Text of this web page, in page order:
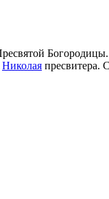
Николая пресвитера.